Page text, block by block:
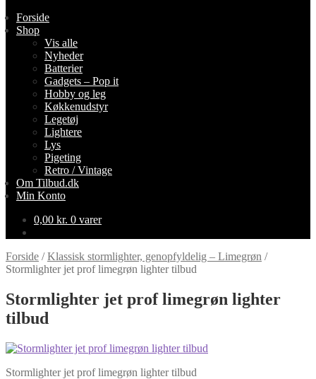
Forside
Shop
Vis alle
Nyheder
Batterier
Gadgets – Pop it
Hobby og leg
Køkkenudstyr
Legetøj
Lightere
Lys
Pigeting
Retro / Vintage
Om Tilbud.dk
Min Konto
0,00 kr. 0 varer
Forside /Klassisk stormlighter, genopfyldelig – Limegrøn /
Stormlighter jet prof limegrøn lighter tilbud
Stormlighter jet prof limegrøn lighter
tilbud
Stormlighter jet prof limegrøn lighter tilbud